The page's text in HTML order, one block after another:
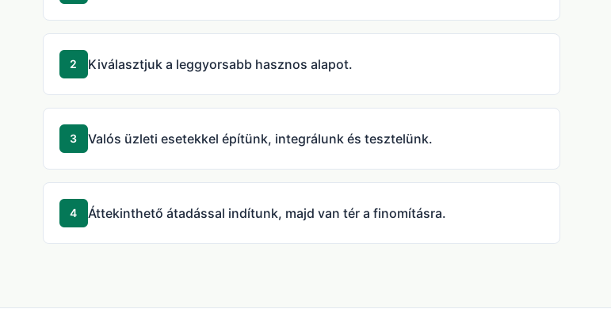
2 Kiválasztjuk a leggyorsabb hasznos alapot.
3 Valós üzleti esetekkel építünk, integrálunk és tesztelünk.
4 Áttekinthető átadással indítunk, majd van tér a finomításra.